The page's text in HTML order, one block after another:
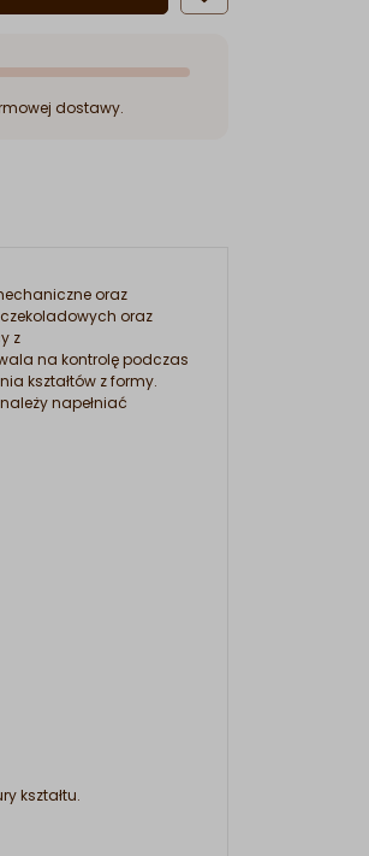
dostawy.
oraz
oraz
z
na kontrolę podczas
kształtów z formy.
napełniać
kształtu.